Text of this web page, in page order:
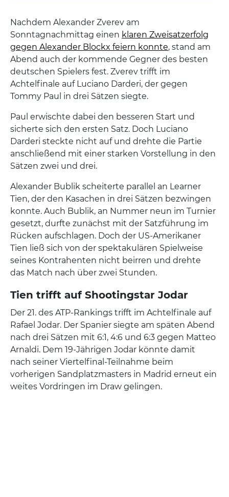
Nachdem Alexander Zverev am
Sonntagnachmittag einen klaren Zweisatzerfolg
gegen Alexander Blockx feiern konnte, stand am
Abend auch der kommende Gegner des besten
deutschen Spielers fest. Zverev trifft im
Achtelfinale auf Luciano Darderi, der gegen
Tommy Paul in drei Sätzen siegte.
Paul erwischte dabei den besseren Start und
sicherte sich den ersten Satz. Doch Luciano
Darderi steckte nicht auf und drehte die Partie
anschließend mit einer starken Vorstellung in den
Sätzen zwei und drei.
Alexander Bublik scheiterte parallel an Learner
Tien, der den Kasachen in drei Sätzen bezwingen
konnte. Auch Bublik, an Nummer neun im Turnier
gesetzt, durfte zunächst mit der Satzführung im
Rücken aufschlagen. Doch der US-Amerikaner
Tien ließ sich von der spektakulären Spielweise
seines Kontrahenten nicht beirren und drehte
das Match nach über zwei Stunden.
Tien trifft auf Shootingstar Jodar
Der 21. des ATP-Rankings trifft im Achtelfinale auf
Rafael Jodar. Der Spanier siegte am späten Abend
nach drei Sätzen mit 6:1, 4:6 und 6:3 gegen Matteo
Arnaldi. Dem 19-Jährigen Jodar könnte damit
nach seiner Viertelfinal-Teilnahme beim
vorherigen Sandplatzmasters in Madrid erneut ein
weites Vordringen im Draw gelingen.